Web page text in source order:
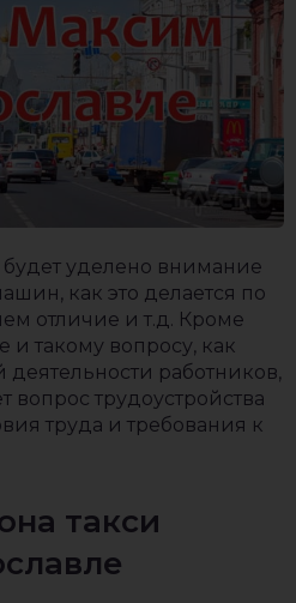
уделено внимание
как это делается по
отличие и т.д. Кроме
такому вопросу, как
работников,
вопрос трудоустройства
труда и требования к
такси